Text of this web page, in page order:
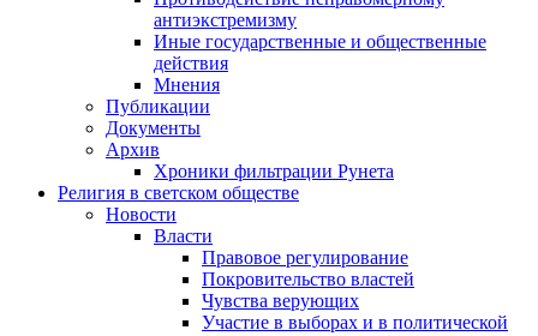
антиэкстремизму
Иные государственные и общественные
действия
Мнения
Публикации
Документы
Архив
Хроники фильтрации Рунета
Религия в светском обществе
Новости
Власти
Правовое регулирование
Покровительство властей
Чувства верующих
Участие в выборах и в политической